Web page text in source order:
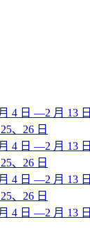
4 日 —2 月 13 日
、26 日
4 日 —2 月 13 日
、26 日
4 日 —2 月 13 日
、26 日
4 日 —2 月 13 日